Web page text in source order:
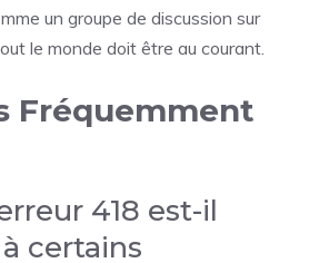
un groupe de discussion sur
le monde doit être au courant.
Fréquemment
418 est-il
certains